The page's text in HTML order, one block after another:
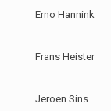
Erno Hannink
Frans Heister
Jeroen Sins